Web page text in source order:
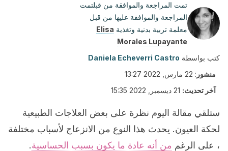
تمت المراجعة والموافقة من قبلتمت
المراجعة والموافقة عليها من قبل
معلمة تربية بدنية وتغذية Elisa
Morales Lupayante
كتب بواسطة Daniela Echeverri Castro
منشور : 22 مارس, 2022 13:27
آخر تحديث: 21 ديسمبر, 2022 15:35
ستلقي مقالة اليوم نظرة على بعض العلاجات الطبيعية
لحكة العيون. يحدث هذا النوع من الانزعاج لأسباب مختلفة
، على الرغم من أنه عادة ما يكون بسبب الحساسية.